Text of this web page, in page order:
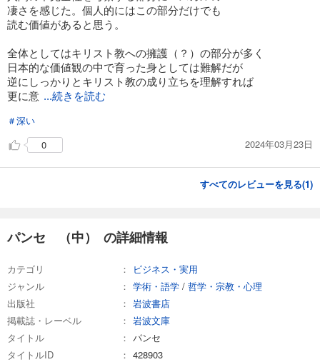
凄さを感じた。個人的にはこの部分だけでも
読む価値があると思う。
全体としてはキリスト教への擁護（？）の部分が多く
日本的な価値観の中で育った身としては難解だが
逆にしっかりとキリスト教の成り立ちを理解すれば
更に意 ...続きを読む
＃深い
0
2024年03月23日
すべてのレビューを見る(1)
パンセ （中） の詳細情報
カテゴリ
ビジネス・実用
ジャンル
学術・語学 / 哲学・宗教・心理
出版社
岩波書店
掲載誌・レーベル
岩波文庫
タイトル
パンセ
タイトルID
428903